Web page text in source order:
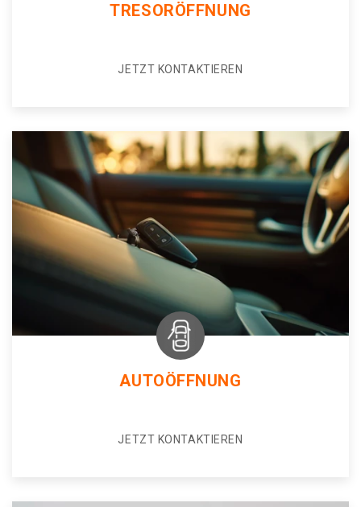
TRESORÖFFNUNG
JETZT KONTAKTIEREN
AUTOÖFFNUNG
JETZT KONTAKTIEREN